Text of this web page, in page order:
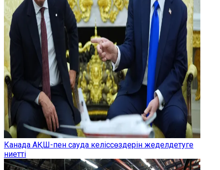
Канада АҚШ-пен сауда келіссөздерін жеделдетуге
ниетті